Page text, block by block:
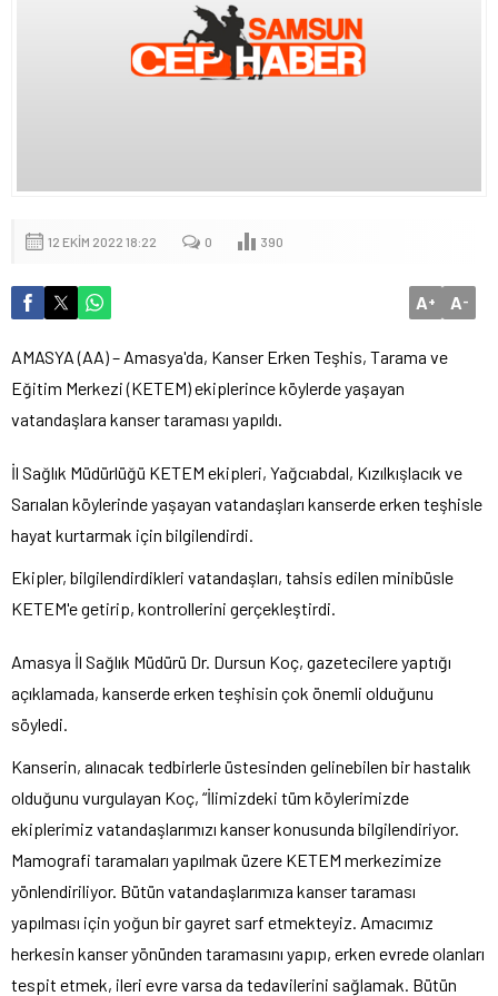
12 EKIM 2022 18:22 0 390
A+ A-
AMASYA (AA) – Amasya'da, Kanser Erken Teşhis, Tarama ve
Eğitim Merkezi (KETEM) ekiplerince köylerde yaşayan
vatandaşlara kanser taraması yapıldı.
İl Sağlık Müdürlüğü KETEM ekipleri, Yağcıabdal, Kızılkışlacık ve
Sarıalan köylerinde yaşayan vatandaşları kanserde erken teşhisle
hayat kurtarmak için bilgilendirdi.
Ekipler, bilgilendirdikleri vatandaşları, tahsis edilen minibüsle
KETEM'e getirip, kontrollerini gerçekleştirdi.
Amasya İl Sağlık Müdürü Dr. Dursun Koç, gazetecilere yaptığı
açıklamada, kanserde erken teşhisin çok önemli olduğunu
söyledi.
Kanserin, alınacak tedbirlerle üstesinden gelinebilen bir hastalık
olduğunu vurgulayan Koç, “İlimizdeki tüm köylerimizde
ekiplerimiz vatandaşlarımızı kanser konusunda bilgilendiriyor.
Mamografi taramaları yapılmak üzere KETEM merkezimize
yönlendiriliyor. Bütün vatandaşlarımıza kanser taraması
yapılması için yoğun bir gayret sarf etmekteyiz. Amacımız
herkesin kanser yönünden taramasını yapıp, erken evrede olanları
tespit etmek, ileri evre varsa da tedavilerini sağlamak. Bütün